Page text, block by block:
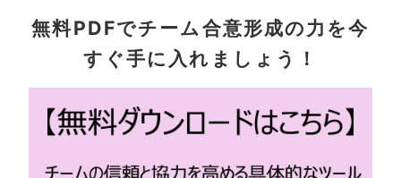
無料PDFでチーム合意形成の力を今
すぐ手に入れましょう！